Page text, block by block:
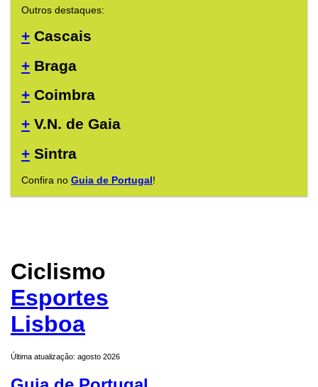
Outros destaques:
+ Cascais
+ Braga
+ Coimbra
+ V.N. de Gaia
+ Sintra
Confira no Guia de Portugal!
Ciclismo
Esportes
Lisboa
Última atualização: agosto 2026